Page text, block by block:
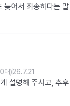
늦어서 죄송하다는
전혀 활용할 수 없음
대)26.7.21
설명해 주시고, 추